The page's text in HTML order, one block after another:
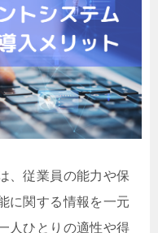
、従業員の能力や保
に関する情報を一元
人ひとりの適性や得